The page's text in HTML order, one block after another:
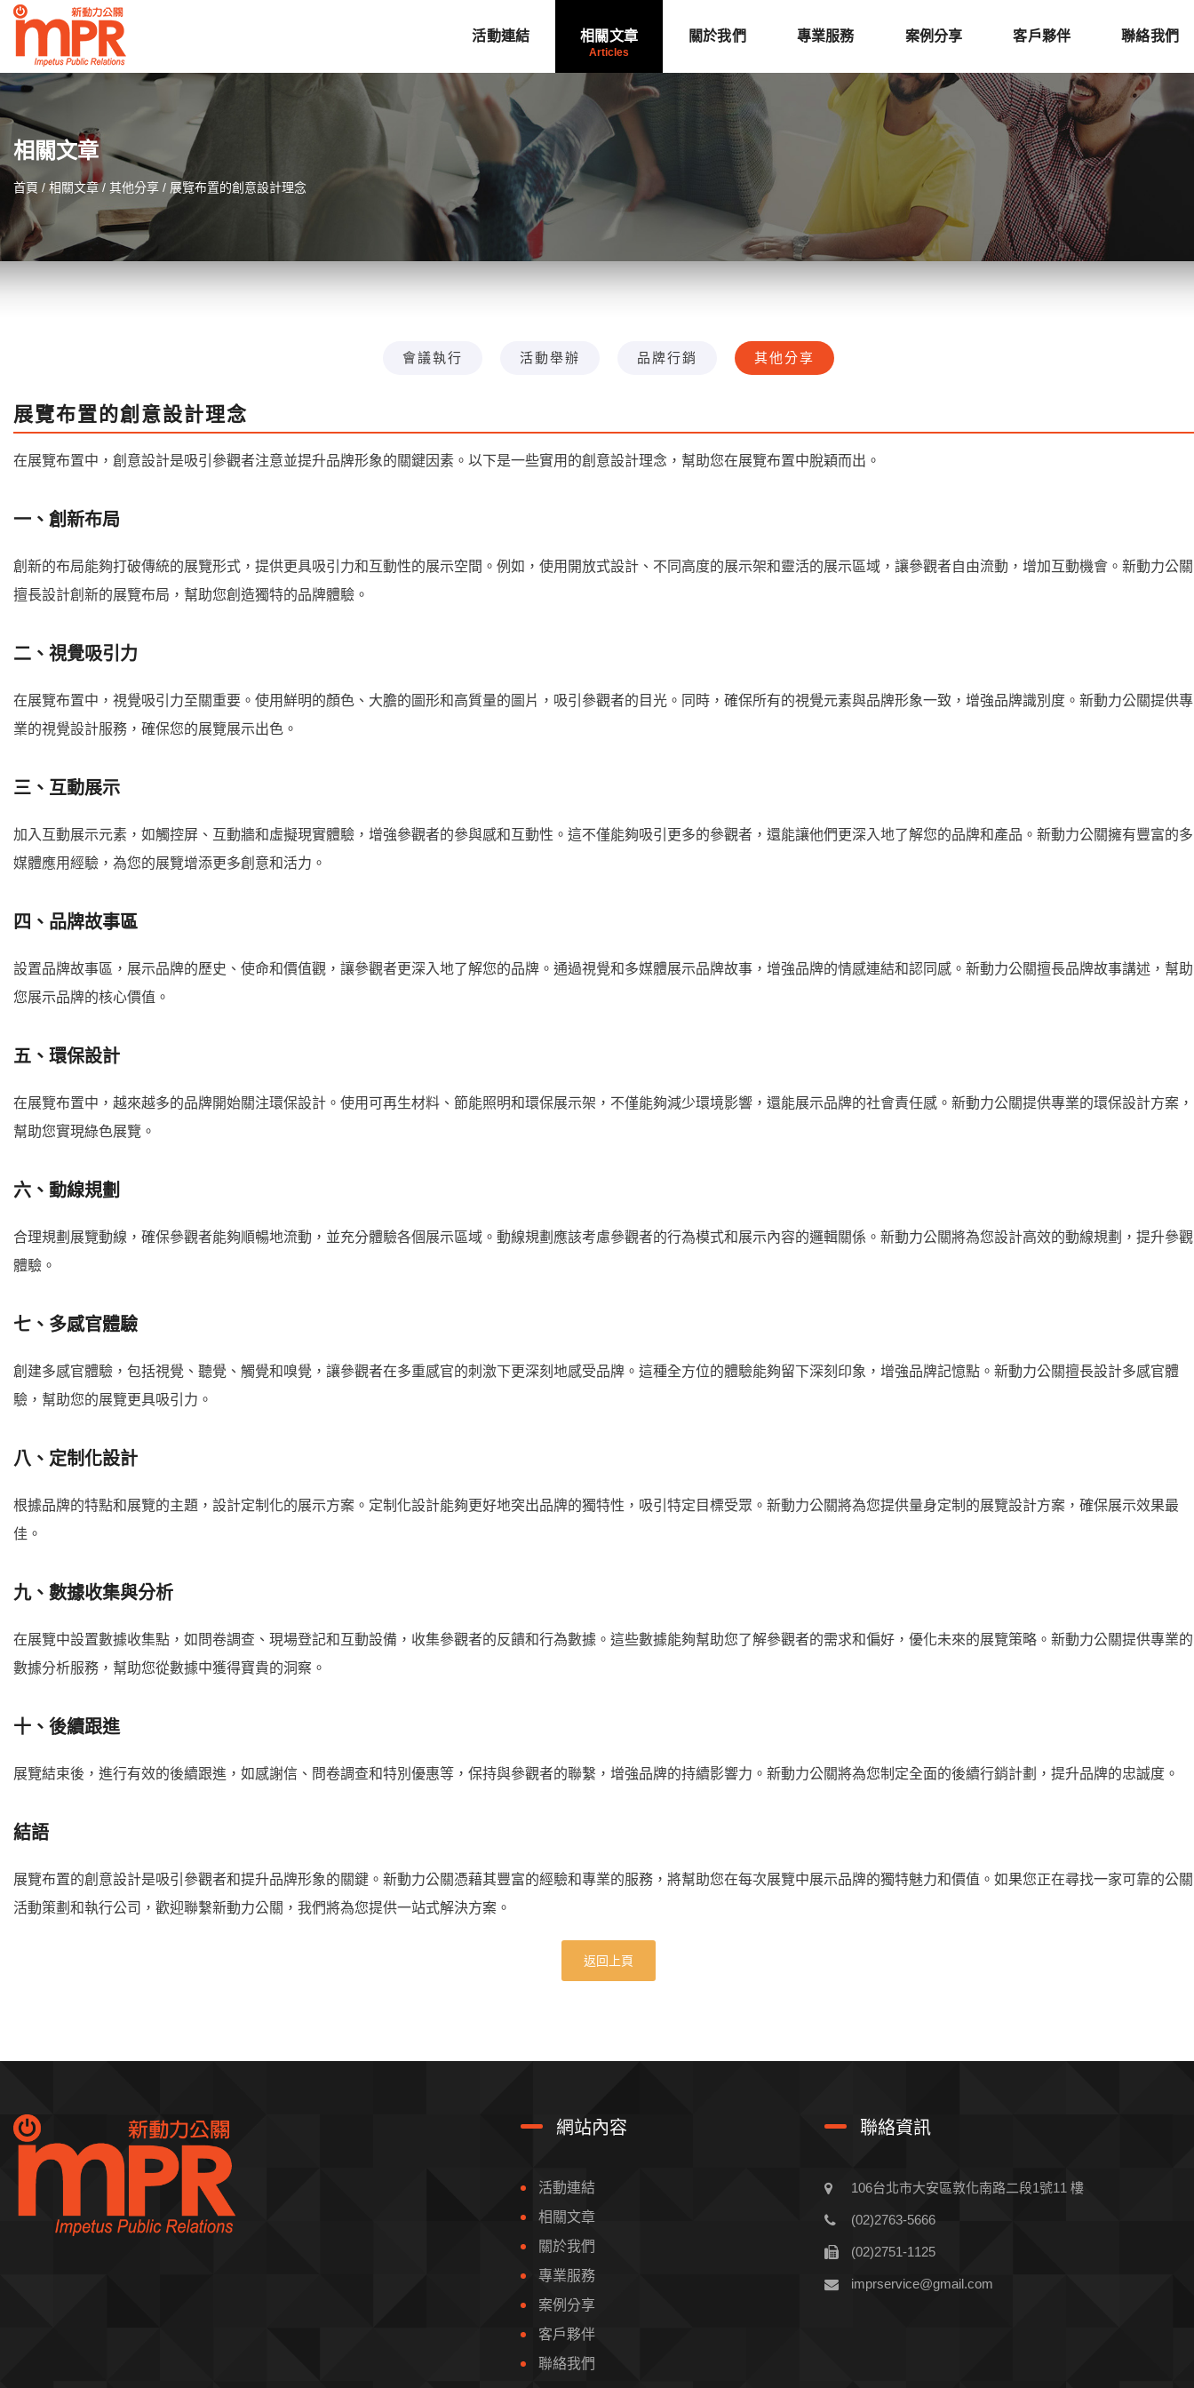
活動連結 相關文章 關於我們 專業服務 案例分享 客戶夥伴 聯絡我們
相關文章
首頁 相關文章 其他分享 展覽布置的創意設計理念
會議執行 活動舉辦 品牌行銷 其他分享
展覽布置的創意設計理念
在展覽布置中，創意設計是吸引參觀者注意並提升品牌形象的關鍵因素。以下是一些實用的創意設計理念，幫助您在展覽布置中脫穎而出。
一、創新布局
創新的布局能夠打破傳統的展覽形式，提供更具吸引力和互動性的展示空間。例如，使用開放式設計、不同高度的展示架和靈活的展示區域，讓參觀者自由流動，增加互動機會。新動力公關
擅長設計創新的展覽布局，幫助您創造獨特的品牌體驗。
二、視覺吸引力
在展覽布置中，視覺吸引力至關重要。使用鮮明的顏色、大膽的圖形和高質量的圖片，吸引參觀者的目光。同時，確保所有的視覺元素與品牌形象一致，增強品牌識別度。新動力公關提供專
業的視覺設計服務，確保您的展覽展示出色。
三、互動展示
加入互動展示元素，如觸控屏、互動牆和虛擬現實體驗，增強參觀者的參與感和互動性。這不僅能夠吸引更多的參觀者，還能讓他們更深入地了解您的品牌和產品。新動力公關擁有豐富的多
媒體應用經驗，為您的展覽增添更多創意和活力。
四、品牌故事區
設置品牌故事區，展示品牌的歷史、使命和價值觀，讓參觀者更深入地了解您的品牌。通過視覺和多媒體展示品牌故事，增強品牌的情感連結和認同感。新動力公關擅長品牌故事講述，幫助
您展示品牌的核心價值。
五、環保設計
在展覽布置中，越來越多的品牌開始關注環保設計。使用可再生材料、節能照明和環保展示架，不僅能夠減少環境影響，還能展示品牌的社會責任感。新動力公關提供專業的環保設計方案，
幫助您實現綠色展覽。
六、動線規劃
合理規劃展覽動線，確保參觀者能夠順暢地流動，並充分體驗各個展示區域。動線規劃應該考慮參觀者的行為模式和展示內容的邏輯關係。新動力公關將為您設計高效的動線規劃，提升參觀
體驗。
七、多感官體驗
創建多感官體驗，包括視覺、聽覺、觸覺和嗅覺，讓參觀者在多重感官的刺激下更深刻地感受品牌。這種全方位的體驗能夠留下深刻印象，增強品牌記憶點。新動力公關擅長設計多感官體
驗，幫助您的展覽更具吸引力。
八、定制化設計
根據品牌的特點和展覽的主題，設計定制化的展示方案。定制化設計能夠更好地突出品牌的獨特性，吸引特定目標受眾。新動力公關將為您提供量身定制的展覽設計方案，確保展示效果最
佳。
九、數據收集與分析
在展覽中設置數據收集點，如問卷調查、現場登記和互動設備，收集參觀者的反饋和行為數據。這些數據能夠幫助您了解參觀者的需求和偏好，優化未來的展覽策略。新動力公關提供專業的
數據分析服務，幫助您從數據中獲得寶貴的洞察。
十、後續跟進
展覽結束後，進行有效的後續跟進，如感謝信、問卷調查和特別優惠等，保持與參觀者的聯繫，增強品牌的持續影響力。新動力公關將為您制定全面的後續行銷計劃，提升品牌的忠誠度。
結語
展覽布置的創意設計是吸引參觀者和提升品牌形象的關鍵。新動力公關憑藉其豐富的經驗和專業的服務，將幫助您在每次展覽中展示品牌的獨特魅力和價值。如果您正在尋找一家可靠的公關
活動策劃和執行公司，歡迎聯繫新動力公關，我們將為您提供一站式解決方案。
返回上頁
網站內容
活動連結
相關文章
關於我們
專業服務
案例分享
客戶夥伴
聯絡我們
聯絡資訊
106台北市大安區敦化南路二段1號11 樓
(02)2763-5666
(02)2751-1125
imprservice@gmail.com